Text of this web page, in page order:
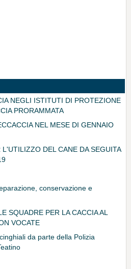
NEGLI ISTITUTI DI PROTEZIONE
PRORAMMATA
NEL MESE DI GENNAIO
DEL CANE DA SEGUITA
conservazione e
SQUADRE PER LA CACCIA AL
VOCATE
da parte della Polizia